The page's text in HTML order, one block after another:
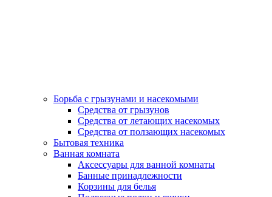
Борьба с грызунами и насекомыми
Средства от грызунов
Средства от летающих насекомых
Средства от ползающих насекомых
Бытовая техника
Ванная комната
Аксессуары для ванной комнаты
Банные принадлежности
Корзины для белья